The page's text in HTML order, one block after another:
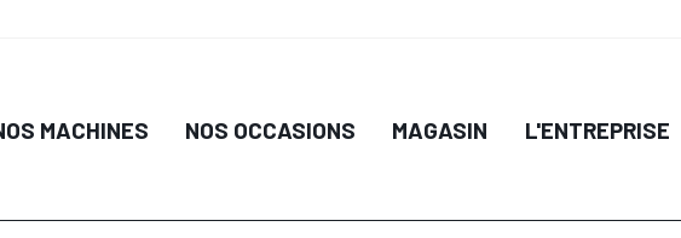
MACHINES NOS OCCASIONS MAGASIN L'ENTREPRISE